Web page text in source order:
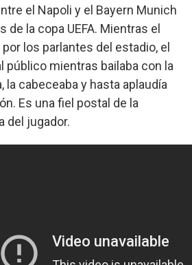
el Napoli y el Bayern Munich
de la copa UEFA. Mientras el
los parlantes del estadio, el
público mientras bailaba con la
la cabeceaba y hasta aplaudía
Es una fiel postal de la
del jugador.